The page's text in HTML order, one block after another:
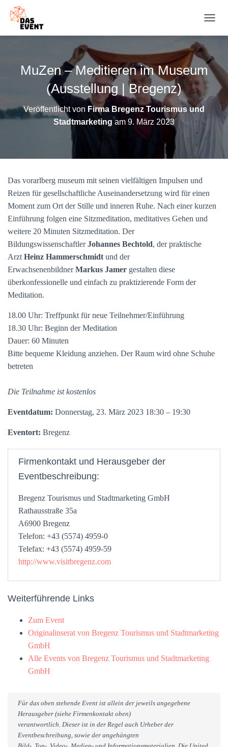
A
I
G
A
H
N
MuZen – Meditieren im Museum
(Ausstellung | Bregenz)
Veröffentlicht von Firma Bregenz Tourismus und
Stadtmarketing am 9. März 2023
Das vorarlberg museum mit seinen vielfältigen Impulsen und
Reizen für gesellschaftliche Auseinandersetzung wird für einen
Moment zum Ort der Stille und inneren Ruhe. Nach einer kurzen
Einführung folgen eine Sitzmeditation, meditatives Gehen und
weitere 20 Minuten Sitzmeditation. Der
BildungswissenschaftlerJohannes Bechtold, der praktische
Arzt Heinz Hammerschmidt und der
ErwachsenenbildnerMarkus Jamer gestalten diese
überkonfessionelle und einfach zu praktizierende Form der
Meditation.
18.00 Uhr: Treffpunkt für neue Teilnehmer/Einführung
18.30 Uhr: Beginn der Meditation
Dauer: 60 Minuten
Bitte bequeme Kleidung anziehen. Der Raum wird ohne Schuhe
betreten
Die Teilnahme ist kostenlos
Eventdatum: Donnerstag, 23. März 2023 18:30 – 19:30
Eventort: Bregenz
Firmenkontakt und Herausgeber der
Eventbeschreibung:
Bregenz Tourismus und Stadtmarketing GmbH
Rathausstraße 35a
A6900 Bregenz
Telefon: +43 (5574) 4959-0
Telefax: +43 (5574) 4959-59
http://www.visitbregenz.com
Weiterführende Links
Zum Event
Originalinserat von Bregenz Tourismus und Stadtmarketing
GmbH
Alle Events von Bregenz Tourismus und Stadtmarketing
GmbH
Für das oben stehende Event ist allein der jeweils angegebene
Herausgeber (siehe Firmenkontakt oben)
verantwortlich. Dieser ist in der Regel auch Urheber der
Eventbeschreibung, sowie der angehängten